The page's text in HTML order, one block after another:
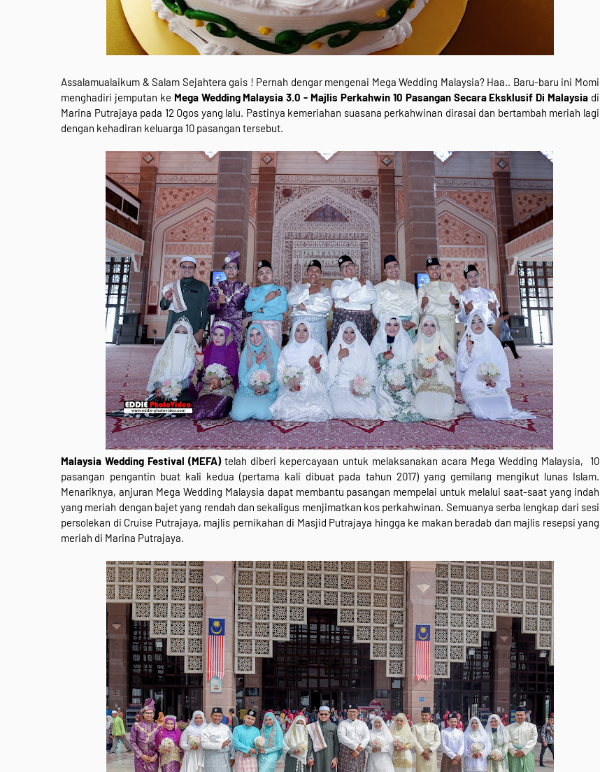
Assalamualaikum & Salam Sejahtera gais ! Pernah dengar mengenai Mega Wedding Malaysia? Haa.. Baru-baru ini Momi
menghadiri jemputan ke Mega Wedding Malaysia 3.0 - Majlis Perkahwin 10 Pasangan Secara Eksklusif Di Malaysia di
Marina Putrajaya pada 12 Ogos yang lalu. Pastinya kemeriahan suasana perkahwinan dirasai dan bertambah meriah lagi
dengan kehadiran keluarga 10 pasangan tersebut.
Malaysia Wedding Festival (MEFA)telah diberi kepercayaan untuk melaksanakan acara Mega Wedding Malaysia, 10
pasangan pengantin buat kali kedua (pertama kali dibuat pada tahun 2017) yang gemilang mengikut lunas Islam.
Menariknya, anjuran Mega Wedding Malaysia dapat membantu pasangan mempelai untuk melalui saat-saat yang indah
yang meriah dengan bajet yang rendah dan sekaligus menjimatkan kos perkahwinan. Semuanya serba lengkap dari sesi
persolekan di Cruise Putrajaya, majlis pernikahan di Masjid Putrajaya hingga ke makan beradab dan majlis resepsi yang
meriah di Marina Putrajaya.